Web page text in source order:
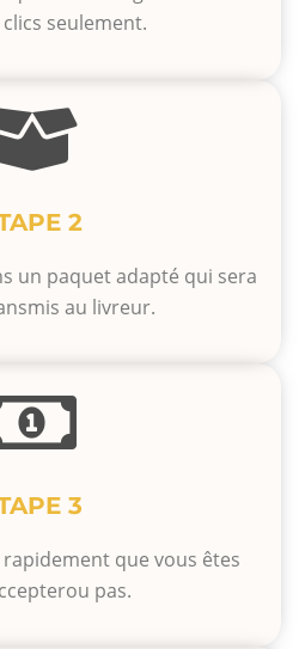
seulement.
2
un paquet adapté qui sera
au livreur.
3
que vous êtes
pas.